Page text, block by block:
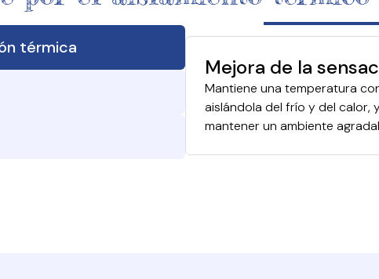
térmica
Mejora de la
Mantiene una temperatura
aislándola del frío y del calor,
mantener un ambiente